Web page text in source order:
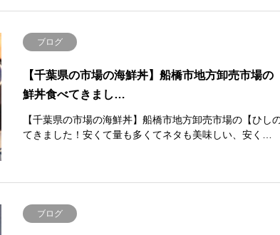
ブログ
【千葉県の市場の海鮮丼】船橋市地方卸売市場の
鮮丼食べてきまし…
【千葉県の市場の海鮮丼】船橋市地方卸売市場の【ひし
てきました！安くて量も多くてネタも美味しい、安く…
ブログ